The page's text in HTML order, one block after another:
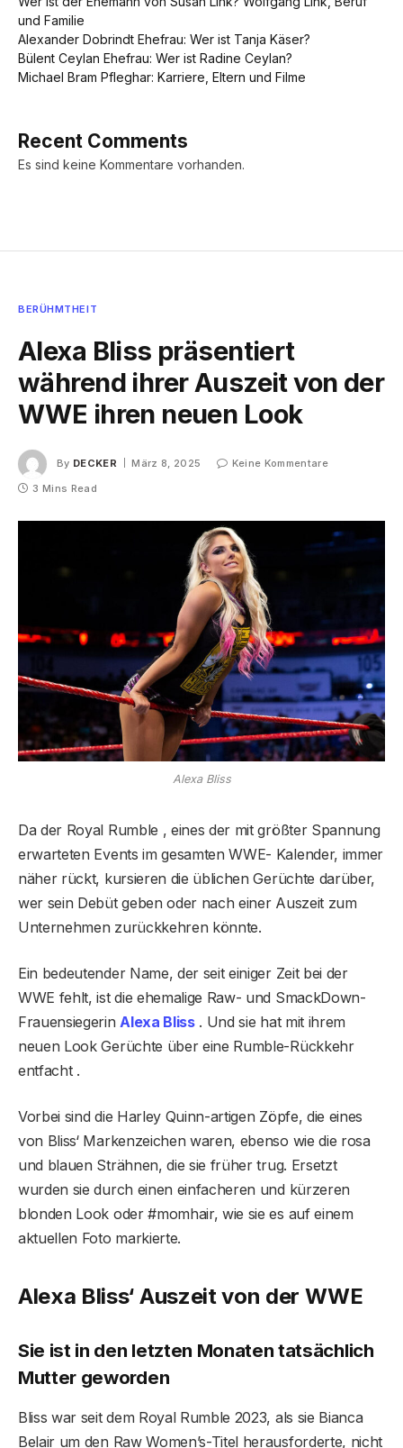
und Familie
Alexander Dobrindt Ehefrau: Wer ist Tanja Käser?
Bülent Ceylan Ehefrau: Wer ist Radine Ceylan?
Michael Bram Pfleghar: Karriere, Eltern und Filme
Recent Comments
Es sind keine Kommentare vorhanden.
BERÜHMTHEIT
Alexa Bliss präsentiert
während ihrer Auszeit von der
WWE ihren neuen Look
By DECKER März 8, 2025
Keine Kommentare
3 Mins Read
Alexa Bliss
Da der Royal Rumble , eines der mit größter Spannung
erwarteten Events im gesamten WWE- Kalender, immer
näher rückt, kursieren die üblichen Gerüchte darüber,
wer sein Debüt geben oder nach einer Auszeit zum
Unternehmen zurückkehren könnte.
Ein bedeutender Name, der seit einiger Zeit bei der
WWE fehlt, ist die ehemalige Raw- und SmackDown-
FrauensiegerinAlexa Bliss. Und sie hat mit ihrem
neuen Look Gerüchte über eine Rumble-Rückkehr
entfacht .
Vorbei sind die Harley Quinn-artigen Zöpfe, die eines
von Bliss‘ Markenzeichen waren, ebenso wie die rosa
und blauen Strähnen, die sie früher trug. Ersetzt
wurden sie durch einen einfacheren und kürzeren
blonden Look oder #momhair, wie sie es auf einem
aktuellen Foto markierte.
Alexa Bliss‘ Auszeit von der WWE
Sie ist in den letzten Monaten tatsächlich
Mutter geworden
Bliss war seit dem Royal Rumble 2023, als sie Bianca
Belair um den Raw Women’s-Titel herausforderte, nicht